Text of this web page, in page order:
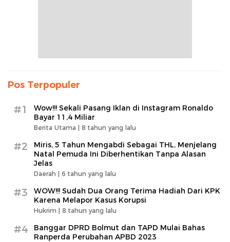
Pos Terpopuler
#1
Wow!!! Sekali Pasang Iklan di Instagram Ronaldo
Bayar 11,4 Miliar
Berita Utama | 8 tahun yang lalu
#2
Miris, 5 Tahun Mengabdi Sebagai THL, Menjelang
Natal Pemuda Ini Diberhentikan Tanpa Alasan
Jelas
Daerah | 6 tahun yang lalu
#3
WOW!!! Sudah Dua Orang Terima Hadiah Dari KPK
Karena Melapor Kasus Korupsi
Hukrim | 8 tahun yang lalu
#4
Banggar DPRD Bolmut dan TAPD Mulai Bahas
Ranperda Perubahan APBD 2023